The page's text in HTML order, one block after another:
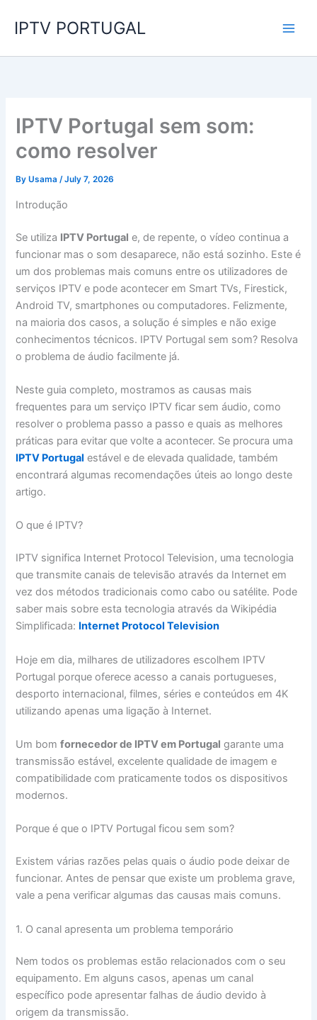
IPTV PORTUGAL
IPTV Portugal sem som:
como resolver
ByUsama/July 7, 2026
Introdução
Se utiliza IPTV Portugal e, de repente, o vídeo continua a
funcionar mas o som desaparece, não está sozinho. Este é
um dos problemas mais comuns entre os utilizadores de
serviços IPTV e pode acontecer em Smart TVs, Firestick,
Android TV, smartphones ou computadores. Felizmente,
na maioria dos casos, a solução é simples e não exige
conhecimentos técnicos. IPTV Portugal sem som? Resolva
o problema de áudio facilmente já.
Neste guia completo, mostramos as causas mais
frequentes para um serviço IPTV ficar sem áudio, como
resolver o problema passo a passo e quais as melhores
práticas para evitar que volte a acontecer. Se procura uma
IPTV Portugal estável e de elevada qualidade, também
encontrará algumas recomendações úteis ao longo deste
artigo.
O que é IPTV?
IPTV significa Internet Protocol Television, uma tecnologia
que transmite canais de televisão através da Internet em
vez dos métodos tradicionais como cabo ou satélite. Pode
saber mais sobre esta tecnologia através da Wikipédia
Simplificada: Internet Protocol Television
Hoje em dia, milhares de utilizadores escolhem IPTV
Portugal porque oferece acesso a canais portugueses,
desporto internacional, filmes, séries e conteúdos em 4K
utilizando apenas uma ligação à Internet.
Um bomfornecedor de IPTV em Portugal garante uma
transmissão estável, excelente qualidade de imagem e
compatibilidade com praticamente todos os dispositivos
modernos.
Porque é que o IPTV Portugal ficou sem som?
Existem várias razões pelas quais o áudio pode deixar de
funcionar. Antes de pensar que existe um problema grave,
vale a pena verificar algumas das causas mais comuns.
1. O canal apresenta um problema temporário
Nem todos os problemas estão relacionados com o seu
equipamento. Em alguns casos, apenas um canal
específico pode apresentar falhas de áudio devido à
origem da transmissão.